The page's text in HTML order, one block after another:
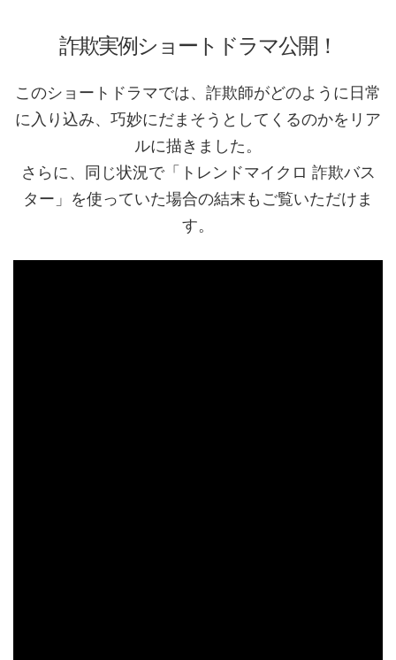
詐欺実例ショートドラマ公開！
このショートドラマでは、詐欺師がどのように日常
に入り込み、巧妙にだまそうとしてくるのかをリア
ルに描きました。
さらに、同じ状況で「トレンドマイクロ 詐欺バス
ター」を使っていた場合の結末もご覧いただけま
す。